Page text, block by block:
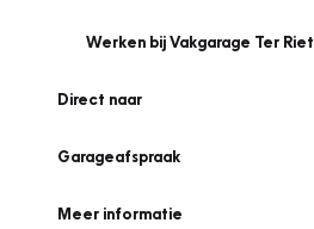
Werken bij Vakgarage Ter Riet
Direct naar
Garageafspraak
Meer informatie